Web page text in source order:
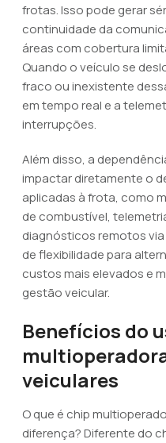
frotas. Isso pode gerar
continuidade da
áreas com cobertura
Quando o veículo se
fraco ou inexistente
em tempo real e a
interrupções.
Além disso, a
impactar diretamente o
aplicadas à frota, como
de combustível,
diagnósticos remotos via
de flexibilidade para
custos mais elevados e
gestão veicular.
Benefícios do
veiculares
O que é chip
diferença? Diferente do